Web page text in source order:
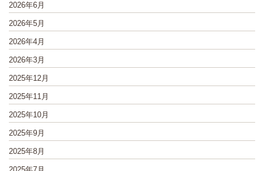
2026年6月
2026年5月
2026年4月
2026年3月
2025年12月
2025年11月
2025年10月
2025年9月
2025年8月